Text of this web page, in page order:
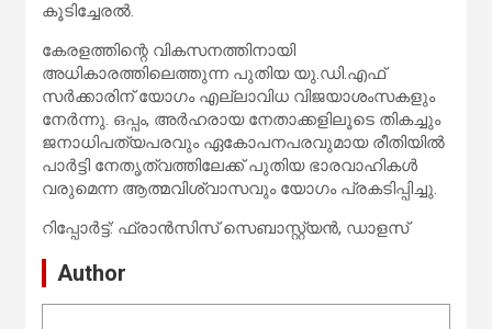
കൂടിച്ചേരൽ.
കേരളത്തിന്റെ വികസനത്തിനായി
അധികാരത്തിലെത്തുന്ന പുതിയ യു.ഡി.എഫ്
സർക്കാരിന് യോഗം എല്ലാവിധ വിജയാശംസകളും
നേർന്നു. ഒപ്പം, അർഹരായ നേതാക്കളിലൂടെ തികച്ചും
ജനാധിപത്യപരവും ഏകോപനപരവുമായ രീതിയിൽ
പാർട്ടി നേതൃത്വത്തിലേക്ക് പുതിയ ഭാരവാഹികൾ
വരുമെന്ന ആത്മവിശ്വാസവും യോഗം പ്രകടിപ്പിച്ചു.
റിപ്പോർട്ട്: ഫ്രാൻസിസ് സെബാസ്റ്റ്യൻ, ഡാളസ്
Author